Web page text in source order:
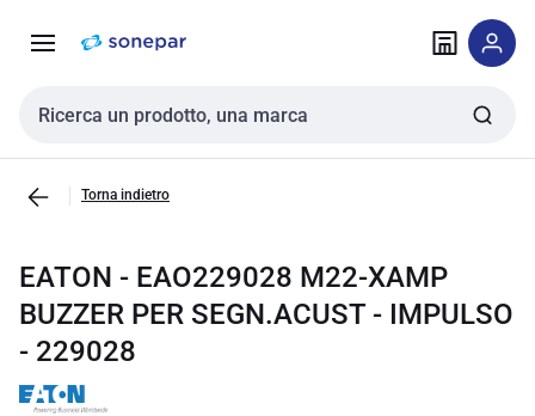
navigazione alla
Cerca input
Torna indietro
EATON - EAO229028 M22-XAMP
BUZZER PER SEGN.ACUST - IMPULSO
- 229028